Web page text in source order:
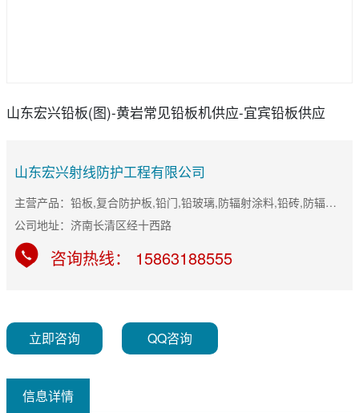
山东宏兴铅板(图)-黄岩常见铅板机供应-宜宾铅板供应
山东宏兴射线防护工程有限公司
主营产品：铅板,复合防护板,铅门,铅玻璃,防辐射涂料,铅砖,防辐射门
公司地址：济南长清区经十西路
咨询热线： 15863188555
立即咨询 QQ咨询
信息详情